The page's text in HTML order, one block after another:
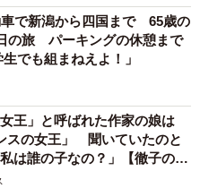
に誰か…」と怪訝に思うお
た」と抱きしめます。背
転してお母さんはおばあち
リエ？泣いているの？」と
した男性に向かって言い
で新潟から四国まで 65歳の
の旅 パーキングの休憩まで
でも組まねえよ！」
女王」と呼ばれた作家の娘は
スの女王」 聞いていたのと
は誰の子なの？」【徹子の部